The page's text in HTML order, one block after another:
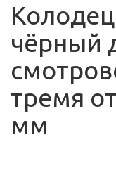
чёрный
тремя
мм